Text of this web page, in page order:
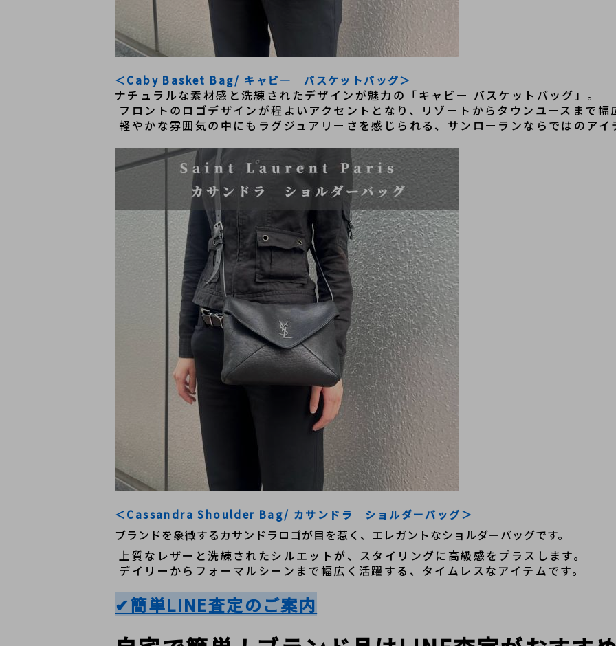
＜Caby Basket Bag/ キャビ―　バスケットバッグ＞
ナチュラルな素材感と洗練されたデザインが魅力の「キャビー バスケットバッグ」。
フロントのロゴデザインが程よいアクセントとなり、リゾートからタウンユースまで幅
軽やかな雰囲気の中にもラグジュアリーさを感じられる、サンローランならではのアイ
＜Cassandra Shoulder Bag/ カサンドラ　ショルダーバッグ＞
ブランドを象徴するカサンドラロゴが目を惹く、エレガントなショルダーバッグです。
上質なレザーと洗練されたシルエットが、スタイリングに高級感をプラスします。
デイリーからフォーマルシーンまで幅広く活躍する、タイムレスなアイテムです。
✔簡単LINE査定のご案内